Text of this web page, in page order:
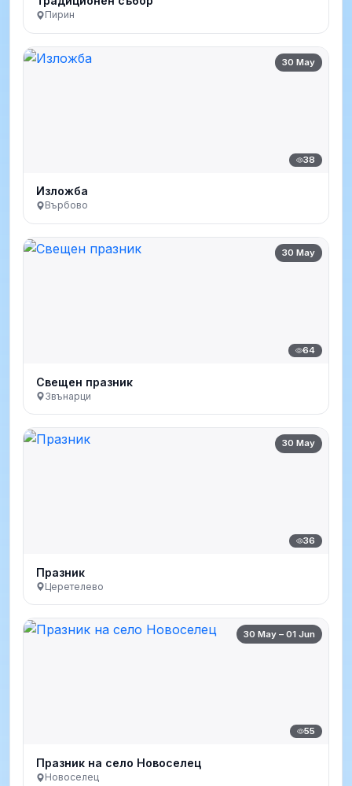
Пирин
30 May
38
Изложба
Върбово
30 May
64
Свещен празник
Звънарци
30 May
36
Празник
Церетелево
30 May – 01 Jun
55
Празник на село Новоселец
Новоселец